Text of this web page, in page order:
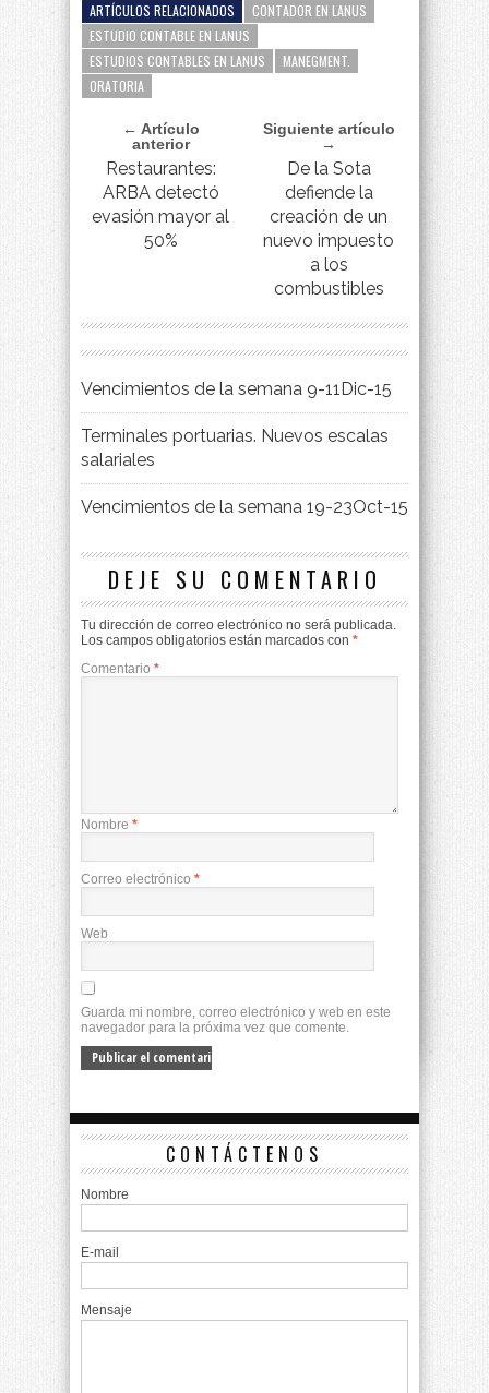
ARTÍCULOS RELACIONADOS
CONTADOR EN LANUS
ESTUDIO CONTABLE EN LANUS
ESTUDIOS CONTABLES EN LANUS
MANEGMENT.
ORATORIA
← Artículo
anterior
Restaurantes:
ARBA detectó
evasión mayor al
50%
Siguiente artículo
→
De la Sota
defiende la
creación de un
nuevo impuesto
a los
combustibles
Vencimientos de la semana 9-11Dic-15
Terminales portuarias. Nuevos escalas
salariales
Vencimientos de la semana 19-23Oct-15
DEJE SU COMENTARIO
Tu dirección de correo electrónico no será publicada.
Los campos obligatorios están marcados con *
Comentario *
Nombre *
Correo electrónico *
Web
Guarda mi nombre, correo electrónico y web en este
navegador para la próxima vez que comente.
CONTÁCTENOS
Nombre
E-mail
Mensaje